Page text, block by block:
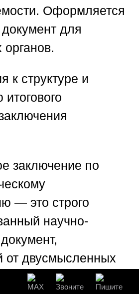
Оформляется
для
к структуре и
заключение по
— это строго
научно-
двусмысленных